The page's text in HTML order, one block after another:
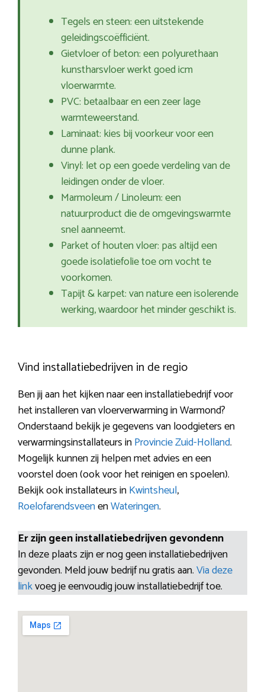
Tegels en steen: een uitstekende
geleidingscoëfficiënt.
Gietvloer of beton: een polyurethaan
kunstharsvloer werkt goed icm
vloerwarmte.
PVC: betaalbaar en een zeer lage
warmteweerstand.
Laminaat: kies bij voorkeur voor een
dunne plank.
Vinyl: let op een goede verdeling van de
leidingen onder de vloer.
Marmoleum / Linoleum: een
natuurproduct die de omgevingswarmte
snel aanneemt.
Parket of houten vloer: pas altijd een
goede isolatiefolie toe om vocht te
voorkomen.
Tapijt & karpet: van nature een isolerende
werking, waardoor het minder geschikt is.
Vind installatiebedrijven in de regio
Ben jij aan het kijken naar een installatiebedrijf voor
het installeren van vloerverwarming in Warmond?
Onderstaand bekijk je gegevens van loodgieters en
verwarmingsinstallateurs inProvincie Zuid-Holland.
Mogelijk kunnen zij helpen met advies en een
voorstel doen (ook voor het reinigen en spoelen).
Bekijk ook installateurs inKwintsheul,
RoelofarendsveenenWateringen.
Er zijn geen installatiebedrijven gevondenn
In deze plaats zijn er nog geen installatiebedrijven
gevonden. Meld jouw bedrijf nu gratis aan.Via deze
linkvoeg je eenvoudig jouw installatiebedrijf toe.